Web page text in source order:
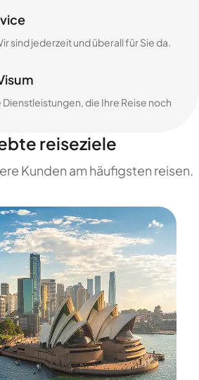
sind jederzeit und überall für Sie da.
Dienstleistungen, die Ihre Reise noch
reiseziele
Kunden am häufigsten reisen.